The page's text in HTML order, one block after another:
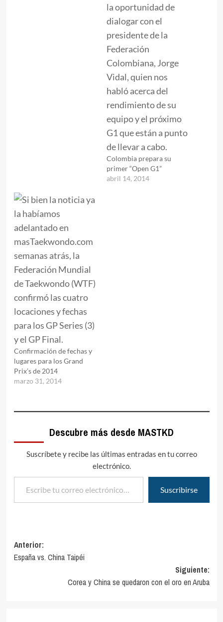
Colombia prepara su
primer “Open G1”
abril 14, 2014
Confirmación de fechas y
lugares para los Grand
Prix’s de 2014
marzo 31, 2014
Descubre más desde MASTKD
Suscríbete y recibe las últimas entradas en tu correo
electrónico.
Escribe tu correo electrónico…
Suscribirse
Navegación
de
Anterior:
España vs. China Taipéi
Siguiente:
Corea y China se quedaron con el oro en Aruba